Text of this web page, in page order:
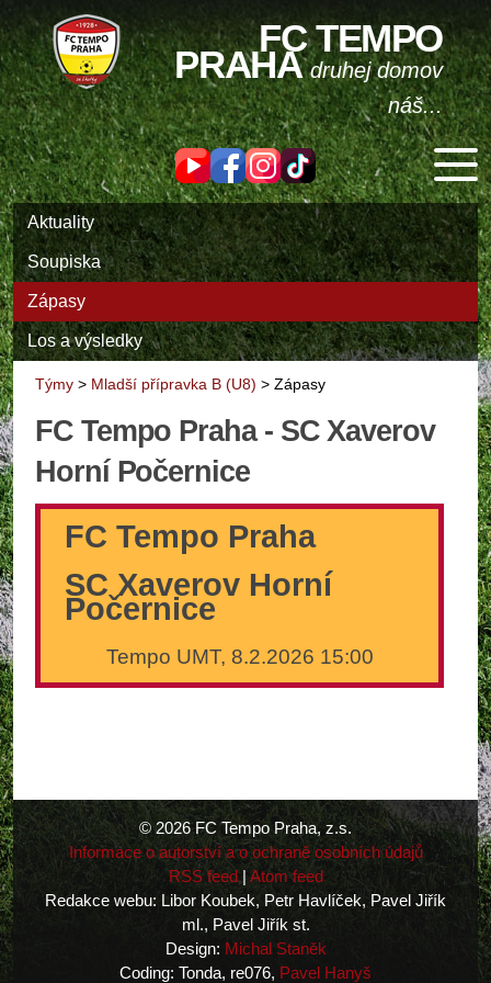
FC TEMPO
PRAHAdruhej domov
náš...
Aktuality
Soupiska
Zápasy
Los a výsledky
Týmy > Mladší přípravka B (U8) > Zápasy
FC Tempo Praha - SC Xaverov
Horní Počernice
FC Tempo Praha
SC Xaverov Horní
Počernice
Tempo UMT, 8.2.2026 15:00
© 2026 FC Tempo Praha, z.s.
Informace o autorství a o ochraně osobních údajů
RSS feed| Atom feed
Redakce webu: Libor Koubek, Petr Havlíček, Pavel Jiřík
ml., Pavel Jiřík st.
Design: Michal Staněk
Coding: Tonda, re076, Pavel Hanyš